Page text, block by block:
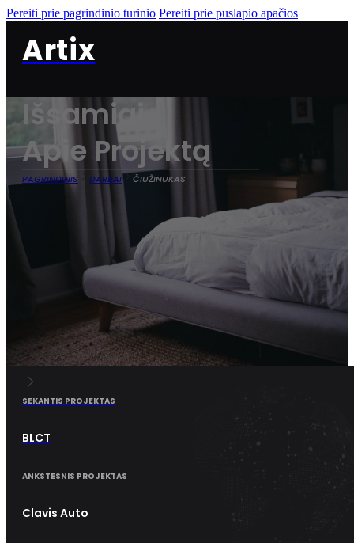
Pereiti prie pagrindinio turinio Pereiti prie puslapio apačios
Artix
Išsamiai
Apie Projektą
PAGRINDINIS DARBAI ČIUŽINUKAS
SEKANTIS PROJEKTAS
BLCT
ANKSTESNIS PROJEKTAS
Clavis Auto